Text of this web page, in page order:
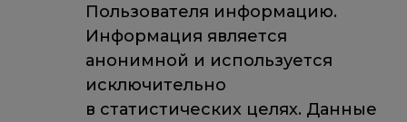
Пользователя информацию.
Информация является
анонимной и используется
исключительно
в статистических целях. Данные